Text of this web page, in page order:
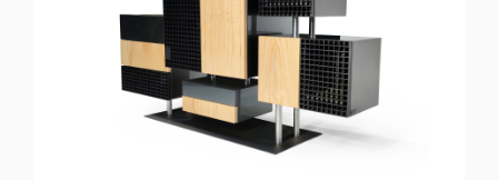
KUBIK
Buffet